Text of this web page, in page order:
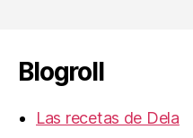
Blogroll
Las recetas de Dela